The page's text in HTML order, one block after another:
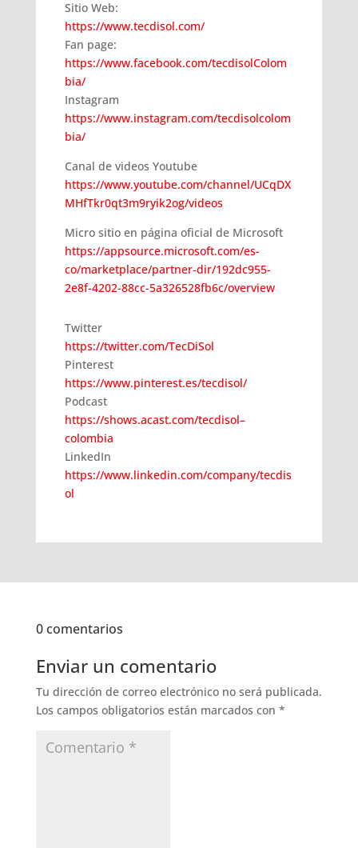
Sitio Web:
https://www.tecdisol.com/
Fan page:
https://www.facebook.com/tecdisolColom
bia/
Instagram
https://www.instagram.com/tecdisolcolom
bia/
Canal de videos Youtube
https://www.youtube.com/channel/UCqDX
MHfTkr0qt3m9ryik2og/videos
Micro sitio en página oficial de Microsoft
https://appsource.microsoft.com/es-
co/marketplace/partner-dir/192dc955-
2e8f-4202-88cc-5a326528fb6c/overview
Twitter
https://twitter.com/TecDiSol
Pinterest
https://www.pinterest.es/tecdisol/
Podcast
https://shows.acast.com/tecdisol–
colombia
LinkedIn
https://www.linkedin.com/company/tecdis
ol
0 comentarios
Enviar un comentario
Tu dirección de correo electrónico no será publicada.
Los campos obligatorios están marcados con *